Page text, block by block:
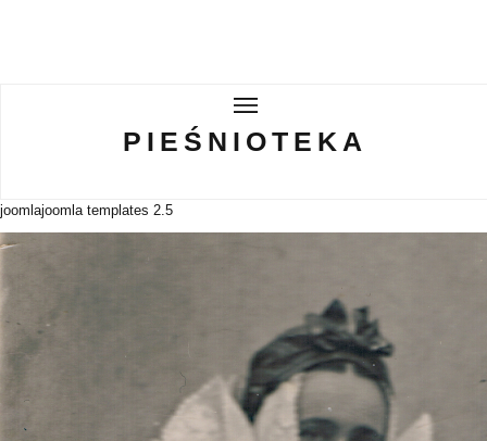
PIEŚNIOTEKA
AKTUALNOŚCI
Tabor Wielkopolski
GALERIE
WIRTUALNA BISKUPIZNA
PIEŚNIOTEKA
joomlajoomla templates 2.5